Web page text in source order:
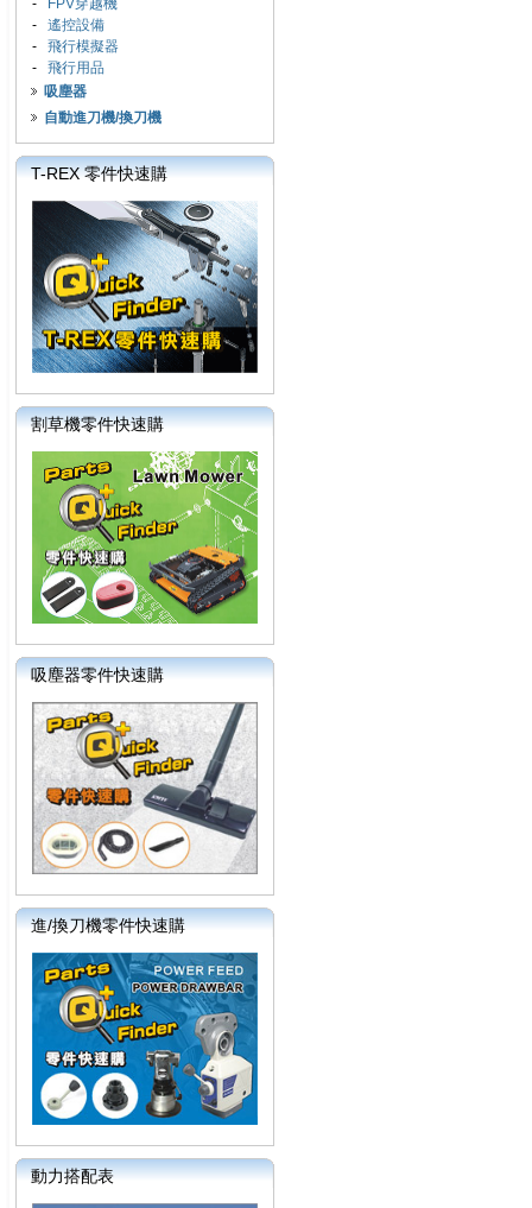
-
FPV穿越機
- 遙控設備
- 飛行模擬器
- 飛行用品
吸塵器
自動進刀機/換刀機
T-REX 零件快速購
割草機零件快速購
吸塵器零件快速購
進/換刀機零件快速購
動力搭配表